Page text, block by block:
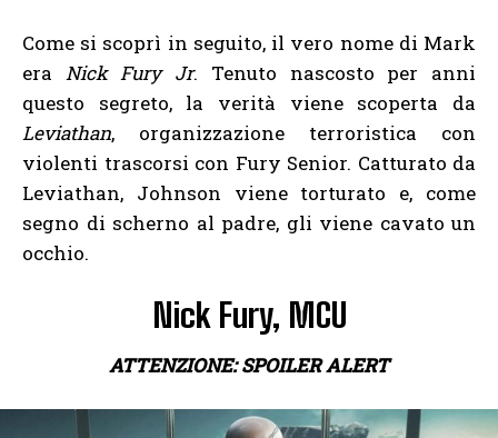
Come si scoprì in seguito, il vero nome di Mark
era Nick Fury Jr. Tenuto nascosto per anni
questo segreto, la verità viene scoperta da
Leviathan, organizzazione terroristica con
violenti trascorsi con Fury Senior. Catturato da
Leviathan, Johnson viene torturato e, come
segno di scherno al padre, gli viene cavato un
occhio.
Nick Fury, MCU
ATTENZIONE: SPOILER ALERT